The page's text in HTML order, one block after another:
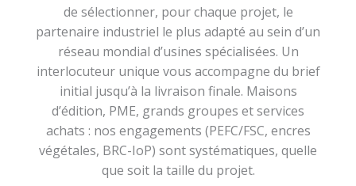
de sélectionner, pour chaque projet, le
partenaire industriel le plus adapté au sein d’un
réseau mondial d’usines spécialisées. Un
interlocuteur unique vous accompagne du brief
initial jusqu’à la livraison finale. Maisons
d’édition, PME, grands groupes et services
achats : nos engagements (PEFC/FSC, encres
végétales, BRC-IoP) sont systématiques, quelle
que soit la taille du projet.